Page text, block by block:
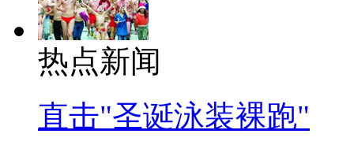
热点新闻
直击"圣诞泳装裸跑"